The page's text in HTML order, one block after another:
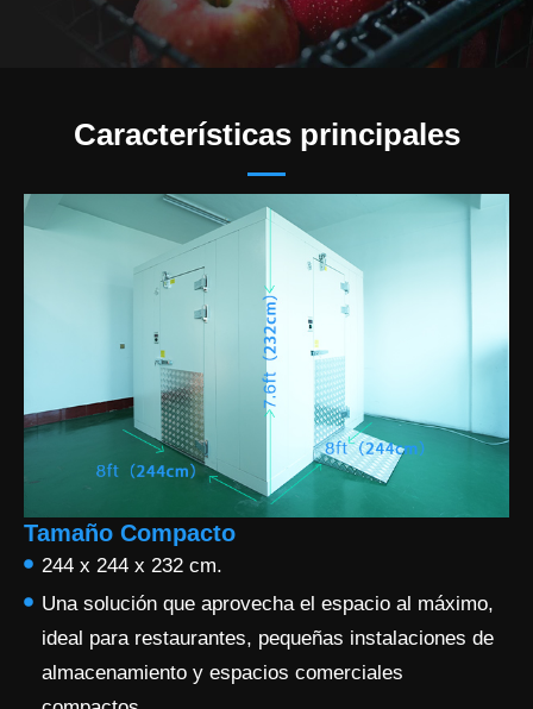
Características principales
Tamaño Compacto
244 x 244 x 232 cm.
Una solución que aprovecha el espacio al máximo,
ideal para restaurantes, pequeñas instalaciones de
almacenamiento y espacios comerciales